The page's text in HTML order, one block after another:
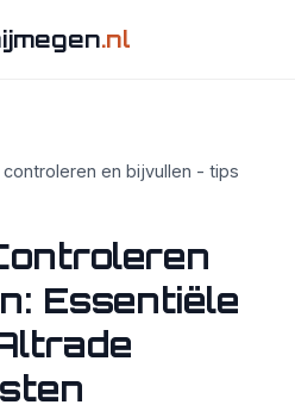
.nl
en bijvullen - tips
Essentiële